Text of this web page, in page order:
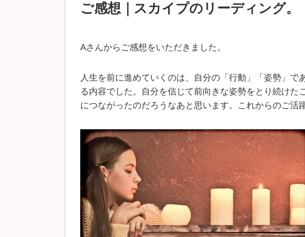
ご感想｜スカイプのリーディング。
Aさんからご感想をいただきました。
人生を前に進めていくのは、自分の「行動」「姿勢」で
る内容でした。自分を信じて前向きな姿勢をとり続けた
につながったのだろうなあと思います。これからのご活